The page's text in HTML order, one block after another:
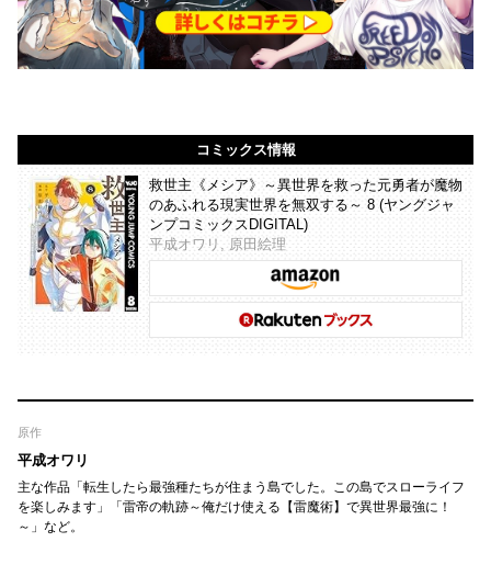
コミックス情報
救世主《メシア》～異世界を救った元勇者が魔物
のあふれる現実世界を無双する～ 8 (ヤングジャ
ンプコミックスDIGITAL)
平成オワリ, 原田絵理
原作
平成オワリ
主な作品「転生したら最強種たちが住まう島でした。この島でスローライフ
を楽しみます」「雷帝の軌跡～俺だけ使える【雷魔術】で異世界最強に！
～」など。